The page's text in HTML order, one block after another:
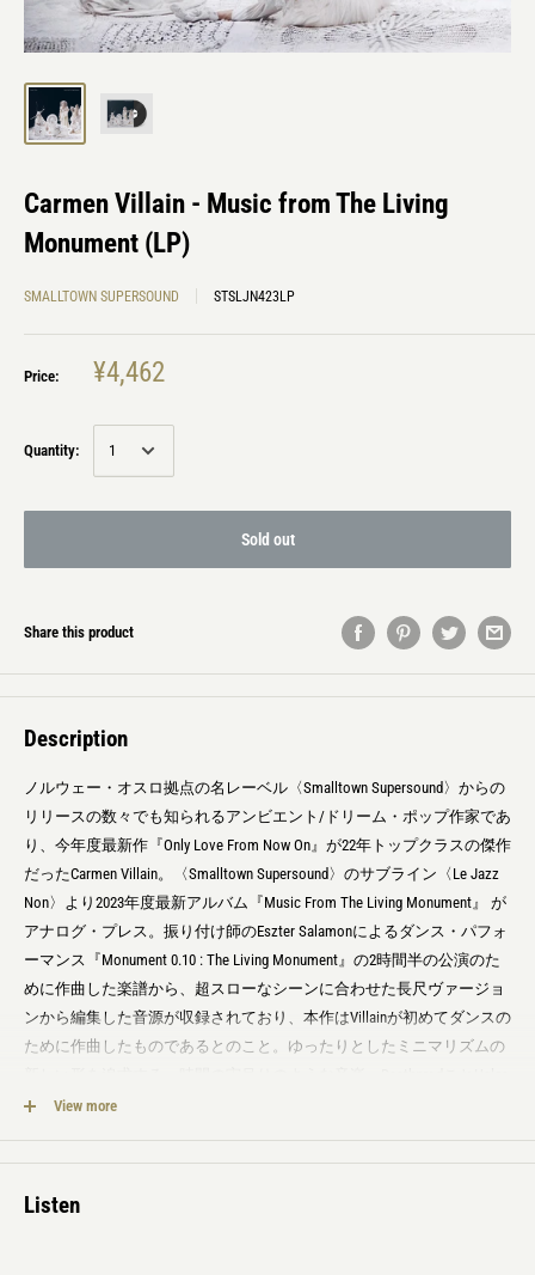
Carmen Villain - Music from The Living
Monument (LP)
SMALLTOWN SUPERSOUND STSLJN423LP
Price: ¥4,462
Quantity:
Sold out
Share this product
Description
ノルウェー・オスロ拠点の名レーベル〈Smalltown Supersound〉からの
リリースの数々でも知られるアンビエント/ドリーム・ポップ作家であ
り、今年度最新作『Only Love From Now On』が22年トップクラスの傑作
だったCarmen Villain。〈Smalltown Supersound〉のサブライン〈Le Jazz
Non〉より2023年度最新アルバム『Music From The Living Monument』 が
アナログ・プレス。振り付け師のEszter Salamonによるダンス・パフォ
ーマンス『Monument 0.10 : The Living Monument』の2時間半の公演のた
めに作曲した楽譜から、超スローなシーンに合わせた長尺ヴァージョ
ンから編集した音源が収録されており、本作はVillainが初めてダンスの
ために作曲したものであるとのこと。ゆったりとしたミニマリズムの
Stenによるマスタリング仕様。
View more
Listen